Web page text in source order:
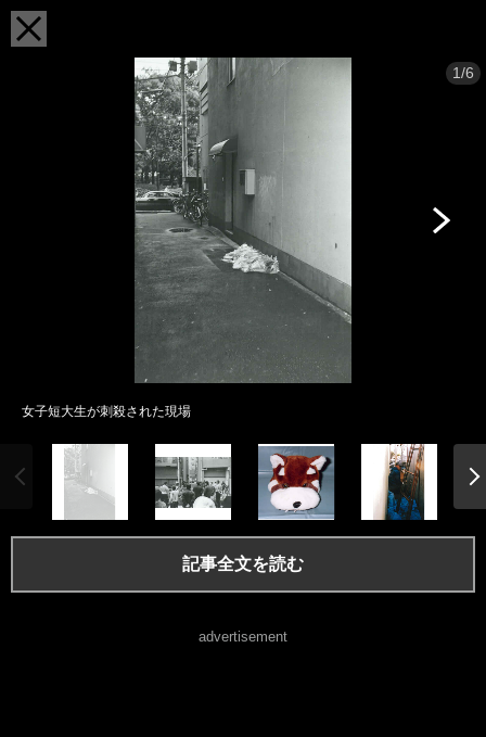
1/6
女子短大生が刺殺された現場
記事全文を読む
advertisement